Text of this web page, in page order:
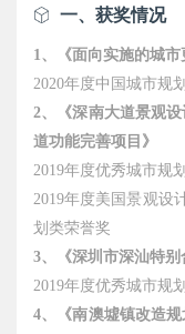
一、获奖情况
1、《面向实施的城市
2020年度中国城市规
2、《深南大道景观
道功能完善项目》
2019年度优秀城市规
2019年度美国景观
划类荣誉奖
3、《深圳市深汕特别
2019年度优秀城市规
4、《南澳墟镇改造